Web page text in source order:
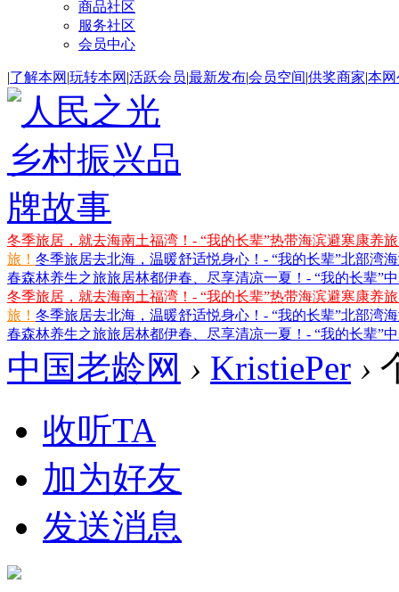
商品社区
服务社区
会员中心
|了解本网 |玩转本网 |活跃会员|最新发布|会员空间|供奖商家|本
冬季旅居，就去海南土福湾！- “我的长辈”热带海滨避寒康养
旅！ 冬季旅居去北海，温暖舒适悦身心！- “我的长辈”北部湾
春森林养生之旅旅居林都伊春、尽享清凉一夏！- “我的长辈”
冬季旅居，就去海南土福湾！- “我的长辈”热带海滨避寒康养
旅！ 冬季旅居去北海，温暖舒适悦身心！- “我的长辈”北部湾
春森林养生之旅旅居林都伊春、尽享清凉一夏！- “我的长辈”
中国老龄网 › KristiePer ›
收听TA
加为好友
发送消息